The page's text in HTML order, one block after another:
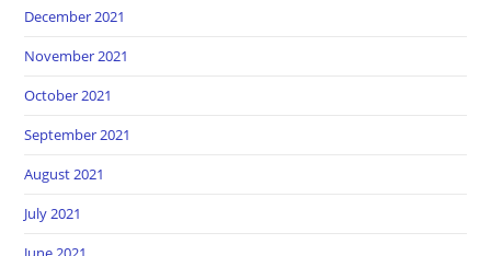
December 2021
November 2021
October 2021
September 2021
August 2021
July 2021